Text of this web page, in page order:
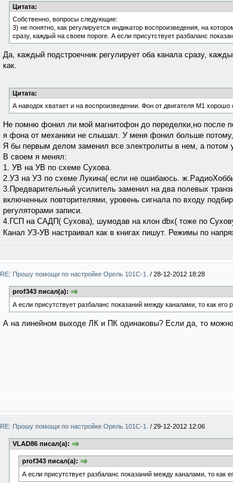
Цитата:
Собственно, вопросы следующие:
3) не понятно, как регулируется индикатор воспроизведения, на
сразу, каждый на своем пороге. А если присутствует разбаланс
Да, каждый подстроечник регулирует оба канала сразу,
как.
Цитата:
А наводок хватает и на воспроизведении. Фон от двигателя М1 хорошо
Не помню фонил ли мой магнитофон до переделки,но после
я фона от механики не слышал. У меня фонил больше
Я бы первым делом заменил все электролиты в нем, а потом
В своем я менял:
1. УВ на УВ по схеме Сухова.
2.УЗ на УЗ по схеме Лукина( если не ошибаюсь.
3.Предварительный усилитель заменил на два полевых
включенных повторителями, уровень сигнала по входу
регуляторами записи.
4.ГСП на САДП( Сухова), шумодав на клон dbx( тоже по
Канал УЗ-УВ настраивал как в книгах пишут. Режимы по
RE: Прошу помощи по настройке Орель 101С-1. / 28-12-2012 18:28
prof343 писал(а):
А если присутствует разбаланс показаний между каналами, то как его
А на линейном выходе ЛК и ПК одинаковы? Если да, то
RE: Прошу помощи по настройке Орель 101С-1. / 29-12-2012 12:06
VLAD86 писал(а):
prof343 писал(а):
А если присутствует разбаланс показаний между каналами, то как